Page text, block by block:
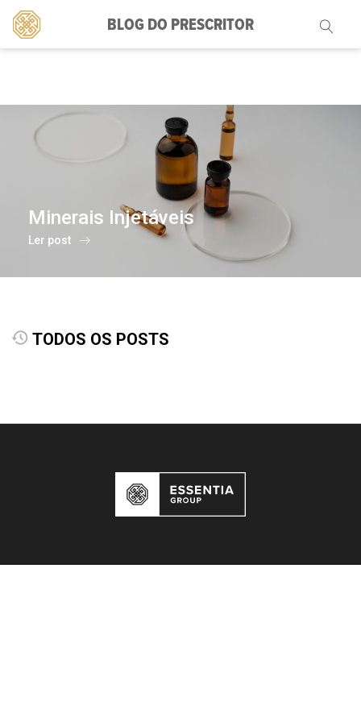
BLOG DO PRESCRITOR
Pesquisar
por:
Minerais Injetáveis
Ler post
TODOS OS POSTS